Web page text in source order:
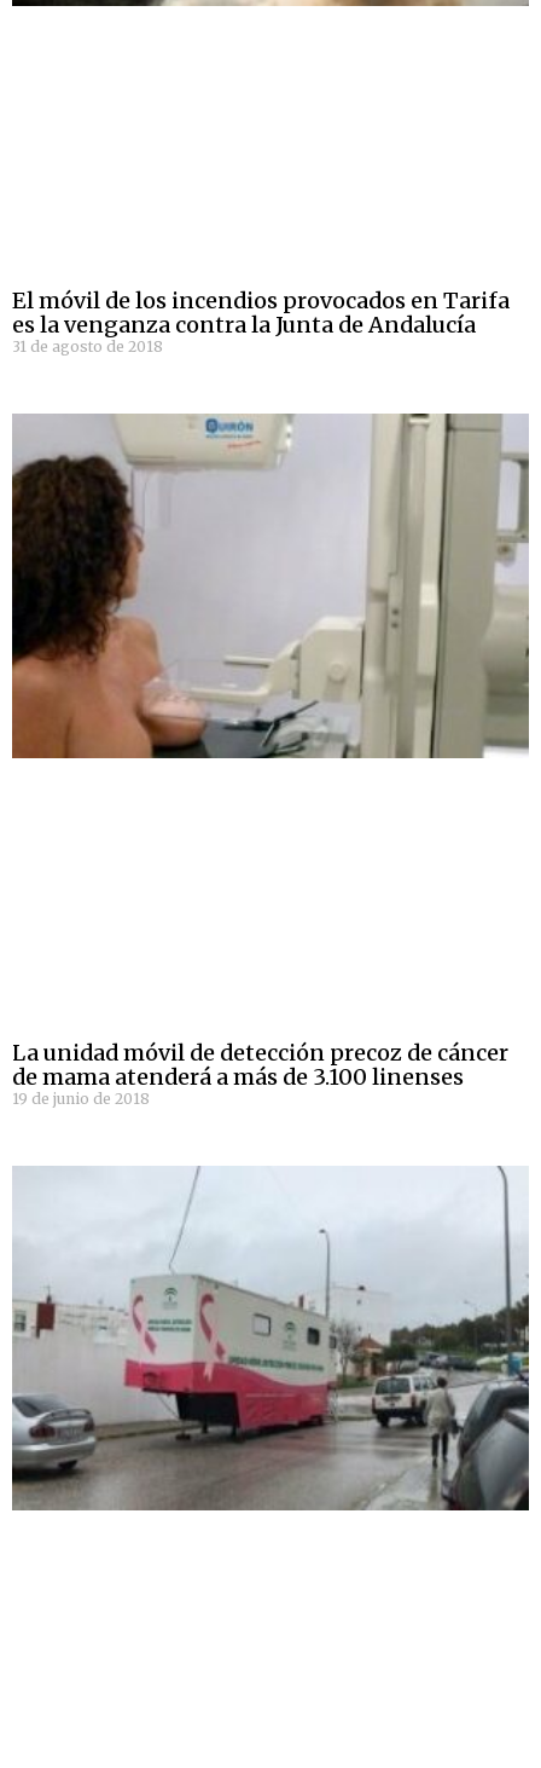
El móvil de los incendios provocados en Tarifa
es la venganza contra la Junta de Andalucía
31 de agosto de 2018
La unidad móvil de detección precoz de cáncer
de mama atenderá a más de 3.100 linenses
19 de junio de 2018